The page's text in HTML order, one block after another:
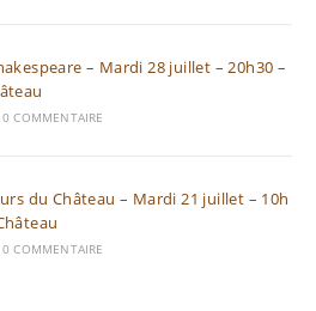
– Mardi 28 juillet – 20h30 –
0 COMMENTAIRE
du Château – Mardi 21 juillet – 10h
0 COMMENTAIRE